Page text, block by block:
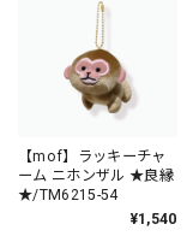
【mof】ラッキーチャ
ーム ニホンザル ★良縁
★/TM6215-54
¥1,540